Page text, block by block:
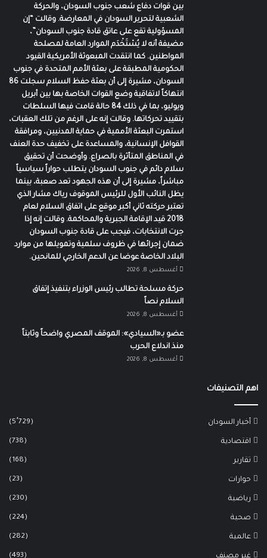
بين قوات دفاع شعب جنوب السودان، والحركة
الشعبية لتحرير السودان في المعارضة. وقالت “إن
المسؤولية تقع على عاتق قادة جنوب السودان”،
مضيفة أنه لا يُسْتَخْدَم الموارد العامة لمصلحة
المواطنين. كما انتقدت المبعوثة الأمريكية القيود
الحكومية المطبقة على بعثة الأمم المتحدة في جنوب
السودان، مشيرة إلى أن بعثة حفظ السلام سجلت 86
انتهاكاً لاتفاقية وضع القوات الخاصة بها بين أبريل
ويوليو، بما في ذلك 84 حالة قامت فيها السلطات
بتقييد تحركاتها. وقالت إنه على الرغم من تلك العقبات،
استمرت البعثة الأممية في حماية المدنيين، ومرافقة
القوافل الإنسانية، والمساعدة على تخفيف حدة العنف
في المناطق المتأثرة بالصراع. وأوضحت أن تحقيق
سلام دائم في جنوب السودان يتطلب حواراً سياسياً
مباشراً، مشيرة إلى أن هذه الجهود تعد صعبة، بينما
يظل النائب الأول للرئيس الموقوف رياك مشار الذي
تعتبر حركته ثاني أكبر موقع على اتفاق السلام لعام
2018 قيد الإقامة الجبرية والمحاكمة. وقالت إنه إذا
جرت الانتخابات، فيجب على قادة جنوب السودان
ضمان إجرائها في ظروف سلمية وتمويلها من موارد
البلاد الخاصة عوضا عن الدعم الخارجي للمانحين.
أغسطس 8, 2026
حركة مسلحة تطالب رئيس الوزراء بتنفيذ إتفاق
السلام نصاً
أغسطس 8, 2026
عضو بـ«السيادي»: الموقف المصري واضحاً وثابتاً
منذ اندلاع الحرب
أغسطس 8, 2026
اهم التصنيفات
أخبار السودان (5٬729)
اقتصادية (738)
تقارير (168)
حوارات (23)
رياضية (230)
صحية (224)
عالمية (282)
غير مصنف (493)